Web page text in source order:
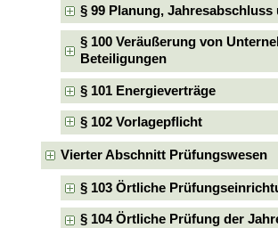
§ 99 Planung,
§ 100 Veräußerung von
Beteiligungen
§ 101 Energieverträge
§ 102 Vorlagepflicht
Vierter Abschnitt Prüfungswesen
§ 103 Örtliche
§ 104 Örtliche Prüfung der